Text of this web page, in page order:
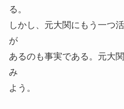
る。
しかし、元大関にもう一つ
が
あるのも事実である。元大
み
よう。